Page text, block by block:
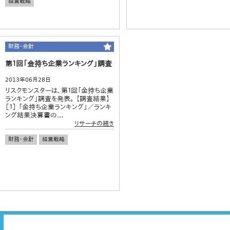
財務・会計
第１回「金持ち企業ランキング」調査
2013年06月28日
リスクモンスターは、第１回「金持ち企業
ランキング」調査を発表。 【調査結果】
［１］ 「金持ち企業ランキング」／ランキ
ング結果決算書の...
リサーチの続き
財務・会計 経営戦略